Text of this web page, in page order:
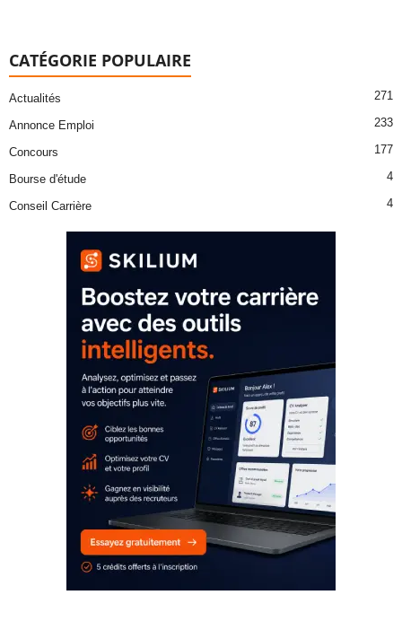
CATÉGORIE POPULAIRE
Actualités 271
Annonce Emploi 233
Concours 177
Bourse d'étude 4
Conseil Carrière 4